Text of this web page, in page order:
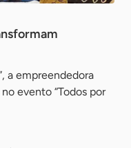
a empreendedora
evento “Todos por